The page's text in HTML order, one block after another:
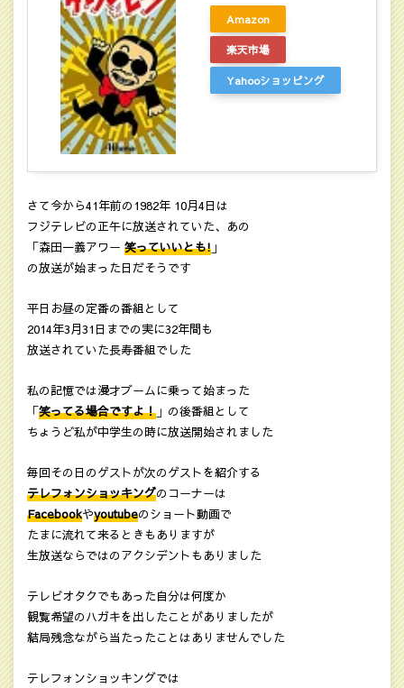
Amazon
楽天市場
Yahooショッピング
さて今から41年前の1982年 10月4日は
フジテレビの正午に放送されていた、あの
「森田一義アワー 笑っていいとも! 」
の放送が始まった日だそうです
平日お昼の定番の番組として
2014年3月31日までの実に32年間も
放送されていた長寿番組でした
私の記憶では漫才ブームに乗って始まった
「笑ってる場合ですよ！ 」の後番組として
ちょうど私が中学生の時に放送開始されました
毎回その日のゲストが次のゲストを紹介する
テレフォンショッキングのコーナーは
Facebookやyoutubeのショート動画で
たまに流れて来るときもありますが
生放送ならではのアクシデントもありました
テレビオタクでもあった自分は何度か
観覧希望のハガキを出したことがありましたが
結局残念ながら当たったことはありませんでした
テレフォンショッキングでは